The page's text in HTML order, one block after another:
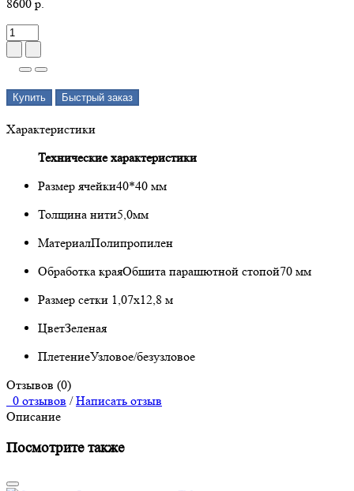
8600 р.
Купить Быстрый заказ
Характеристики
Технические характеристики
Размер ячейки40*40 мм
Толщина нити5,0мм
МатериалПолипропилен
Обработка краяОбшита парашютной стопой70 мм
Размер сетки 1,07х12,8 м
ЦветЗеленая
ПлетениеУзловое/безузловое
Отзывов (0)
0 отзывов / Написать отзыв
Описание
Посмотрите также